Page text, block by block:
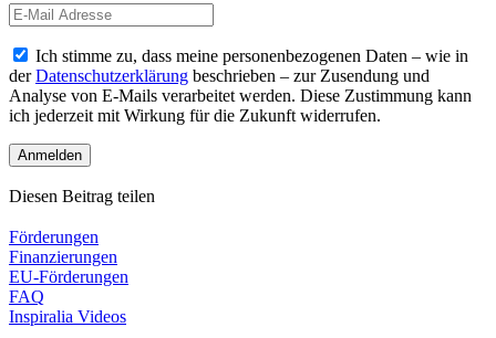
Ich stimme zu, dass meine personenbezogenen Daten – wie in
derDatenschutzerklärung beschrieben – zur Zusendung und
Analyse von E-Mails verarbeitet werden. Diese Zustimmung kann
ich jederzeit mit Wirkung für die Zukunft widerrufen.
Diesen Beitrag teilen
Förderungen
Finanzierungen
EU-Förderungen
FAQ
Inspiralia Videos